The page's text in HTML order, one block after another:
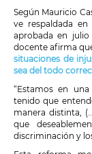
Según Mauricio
ve respaldada
aprobada en julio
docente afirma
situaciones de
sea del todo
“Estamos en
tenido que
manera distinta,
que
discriminación y